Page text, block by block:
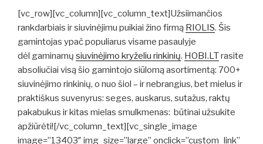
[vc_row][vc_column][vc_column_text]Užsiimančios
rankdarbiais ir siuvinėjimu puikiai žino firmą RIOLIS. Šis
gamintojas ypač populiarus visame pasaulyje
dėl gaminamų siuvinėjimo kryželiu rinkinių. HOBI.LTrasite
absoliučiai visą šio gamintojo siūlomą asortimentą: 700+
siuvinėjimo rinkinių, o nuo šiol – ir nebrangius, bet mielus ir
praktiškus suvenyrus: seges, auskarus, sutažus, raktų
pakabukus ir kitas mielas smulkmenas: būtinai užsukite
apžiūrėti![/vc_column_text][vc_single_image
image=”13403″ img_size=”large” onclick=”custom_link”